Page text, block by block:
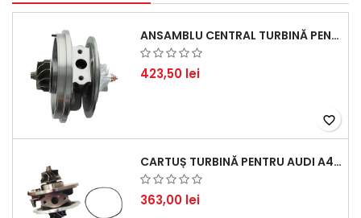
ANSAMBLU CENTRAL TURBINĂ PENTRU BMW SERIA 3, SERIA 5 ȘI X3 - PERFORMANȚĂ ȘI FIABILITATE
423,50 lei
favorite_border
CARTUȘ TURBINĂ PENTRU AUDI A4, A6, SKODA SUPERB ȘI VW PASSAT, MOTOR DIESEL 1.9 TDI
363,00 lei